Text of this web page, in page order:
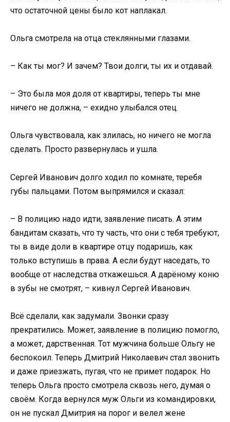
что остаточной цены было кот наплакал.
Ольга смотрела на отца стеклянными глазами.
– Как ты мог? И зачем? Твои долги, ты их и отдавай.
– Это была моя доля от квартиры, теперь ты мне
ничего не должна, – ехидно улыбался отец.
Ольга чувствовала, как злилась, но ничего не могла
сделать. Просто развернулась и ушла.
Сергей Иванович долго ходил по комнате, теребя
губы пальцами. Потом выпрямился и сказал:
– В полицию надо идти, заявление писать. А этим
бандитам сказать, что ту часть, что они с тебя требуют,
ты в виде доли в квартире отцу подаришь, как
только вступишь в права. А если будут наседать, то
вообще от наследства откажешься. А дарёному коню
в зубы не смотрят, – кивнул Сергей Иванович.
Всё сделали, как задумали. Звонки сразу
прекратились. Может, заявление в полицию помогло,
а может, дарственная. Тот мужчина больше Ольгу не
беспокоил. Теперь Дмитрий Николаевич стал звонить
и даже приезжать, пугая, что не примет подарок. Но
теперь Ольга просто смотрела сквозь него, думая о
своём. Когда вернулся муж Ольги из командировки,
он не пускал Дмитрия на порог и велел жене